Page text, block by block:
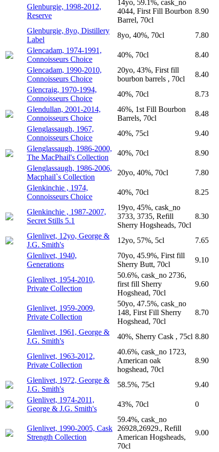
Glenburgie, 1998-2012,
Reserve
14yo, 59.1%, cask_no
4044, First Fill Bourbon
Barrel, 70cl
8.90
Glenburgie, 8yo, Distillery
Label
8yo, 40%, 70cl
7.80
Glencadam, 1974-1991,
Connoisseurs Choice
40%, 70cl
8.40
Glencadam, 1990-2010,
Connoisseurs Choice
20yo, 43%, First fill
bourbon barrels , 70cl
8.40
Glencraig, 1970-1994,
Connoisseurs Choice
40%, 70cl
8.73
Glendullan, 2001-2014,
Connoisseurs Choice
46%, 1st Fill Bourbon
Barrels, 70cl
8.48
Glenglassaugh, 1967,
Connoisseurs Choice
40%, 75cl
9.40
Glenglassaugh, 1986-2000,
The MacPhail's Collection
40%, 70cl
8.90
Glenglassaugh, 1986-2006,
Macphail`s Collection
20yo, 40%, 70cl
7.80
Glenkinchie , 1974,
Connoisseurs Choice
40%, 70cl 8.25
Glenkinchie , 1987-2007,
Secret Stills 5.1
19yo, 45%, cask_no
3733, 3735, Refill
Sherry Hogsheads, 70cl
8.30
Glenlivet, 12yo, George &
J.G. Smith's
12yo, 57%, 5cl
7.65
Glenlivet, 1940,
Generations
70yo, 45.9%, First fill
Sherry Butt, 70cl
9.10
Glenlivet, 1954-2010,
Private Collection
50.6%, cask_no 2736,
first fill Sherry
Hogshead, 70cl
9.60
Glenlivet, 1959-2009,
Private Collection
50yo, 47.5%, cask_no
148, First Fill Sherry
Hogshead, 70cl
8.70
Glenlivet, 1961, George &
J.G. Smith's
40%, Sherry Cask , 75cl 8.80
Glenlivet, 1963-2012,
Private Collection
40.6%, cask_no 1723,
American oak
hogshead, 70cl
8.90
Glenlivet, 1972, George &
J.G. Smith's
58.5%, 75cl
9.40
Glenlivet, 1974-2011,
George & J.G. Smith's
43%, 70cl 0
Glenlivet, 1990-2005, Cask
Strength Collection
59.4%, cask_no
26928,26929., Refill
American Hogsheads,
70cl
9.00